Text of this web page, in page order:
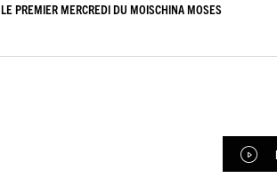
LE PREMIER MERCREDI DU MOISCHINA MOSES